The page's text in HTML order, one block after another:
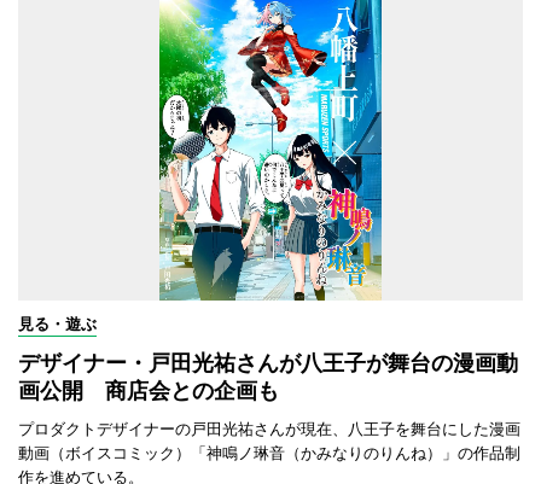
見る・遊ぶ
デザイナー・戸田光祐さんが八王子が舞台の漫画動
画公開 商店会との企画も
プロダクトデザイナーの戸田光祐さんが現在、八王子を舞台にした漫画
動画（ボイスコミック）「神鳴ノ琳音（かみなりのりんね）」の作品制
作を進めている。